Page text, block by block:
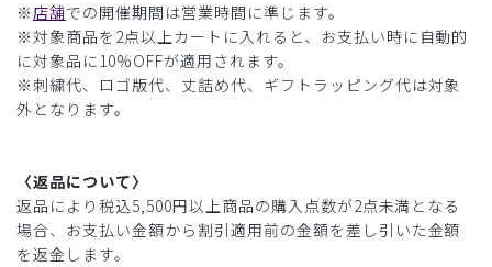
※店舗での開催期間は営業時間に準じます。
※対象商品を2点以上カートに入れると、お支払い時に自動的
に対象品に10%OFFが適用されます。
※刺繍代、ロゴ版代、丈詰め代、ギフトラッピング代は対象
外となります。
〈返品について〉
返品により税込5,500円以上商品の購入点数が2点未満となる
場合、お支払い金額から割引適用前の金額を差し引いた金額
を返金します。